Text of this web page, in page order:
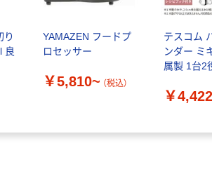
り
良
YAMAZEN フードプ
ロセッサー
￥5,810~ （税込）
テスコム
ンダー ミ
属製 1台2
む/おろす/
￥